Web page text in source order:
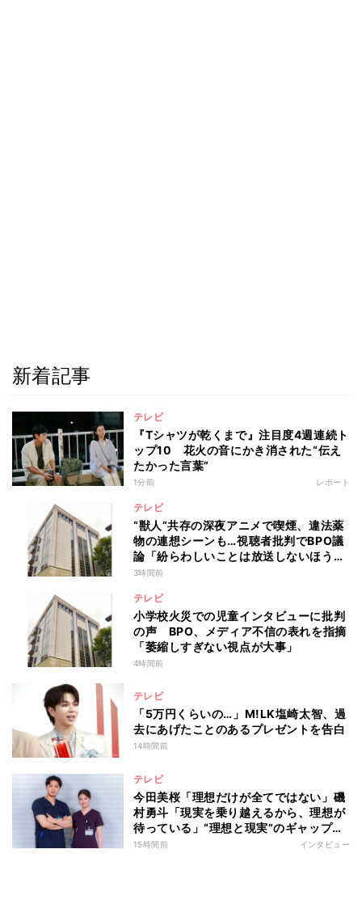
新着記事
テレビ
『Tシャツが乾くまで』注目度4週連続ト
ップ10 花火の音にかき消された“伝え
たかった言葉”
1分前 レポート
テレビ
“獣人”共存の深夜アニメで喫煙、違法薬
物の連想シーンも…視聴者批判でBPO議
論「紛らわしいことは放送しないほう
が」
3時間前
テレビ
小学校火災での児童インタビューに批判
の声 BPO、メディア不信の表れを指摘
「萎縮しすぎない視点が大事」
4時間前
テレビ
「5万円くらいの…」M!LK塩崎太智、過
去にあげたことのあるプレゼントを告白
14時間前
テレビ
今田美桜「理想だけが全てではない」磯
村勇斗「現実を乗り越えるから、理想が
待っている」“理想と現実”のギャップに
悩む人へ 第一線で活躍する俳優2人の
15時間前 インタビュー